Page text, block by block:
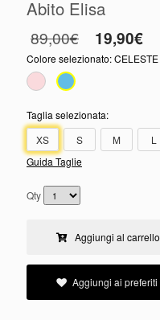
Abito Elisa
89,00€ 19,90€
Colore selezionato:CELESTE
Taglia selezionata:
XS
S M
L
Guida Taglie
Qty
Aggiungi al carrello
Aggiungi ai preferiti